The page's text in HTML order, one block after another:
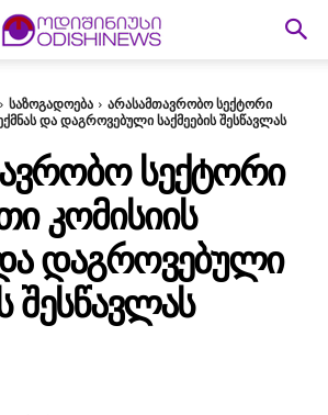
საზოგადოება
არასამთავრობო სექტორი
და დაგროვებული საქმეების შესწავლას
ᲡᲔᲥᲢᲝᲠᲘ
ᲙᲝᲛᲘᲡᲘᲘᲡ
ᲓᲐᲒᲠᲝᲕᲔᲑᲣᲚᲘ
ᲨᲔᲡᲬᲐᲕᲚᲐᲡ